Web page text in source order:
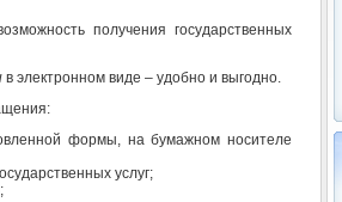
получения государственных
в электронном виде – удобно и выгодно.
формы, на бумажном носителе
услуг;